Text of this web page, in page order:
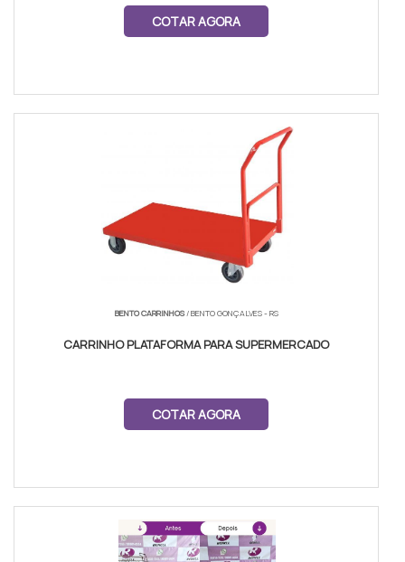
COTAR AGORA
BENTO CARRINHOS/ BENTO GONÇALVES - RS
CARRINHO PLATAFORMA PARA SUPERMERCADO
COTAR AGORA